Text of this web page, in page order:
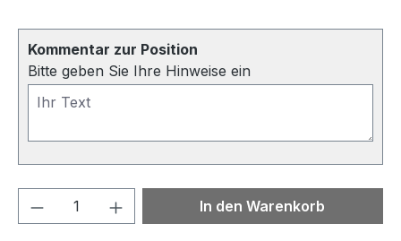
Kommentar zur Position
Bitte geben Sie Ihre Hinweise ein
Produkt Anzahl: Gib denIn den Warenkorb